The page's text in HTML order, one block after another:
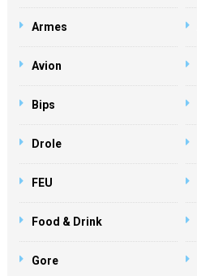
Armes
Avion
Bips
Drole
FEU
Food & Drink
Gore